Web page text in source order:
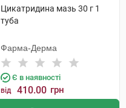
Цикатридина мазь 30 г 1
туба
Фарма-Дерма
Є в наявності
від 410.00 грн